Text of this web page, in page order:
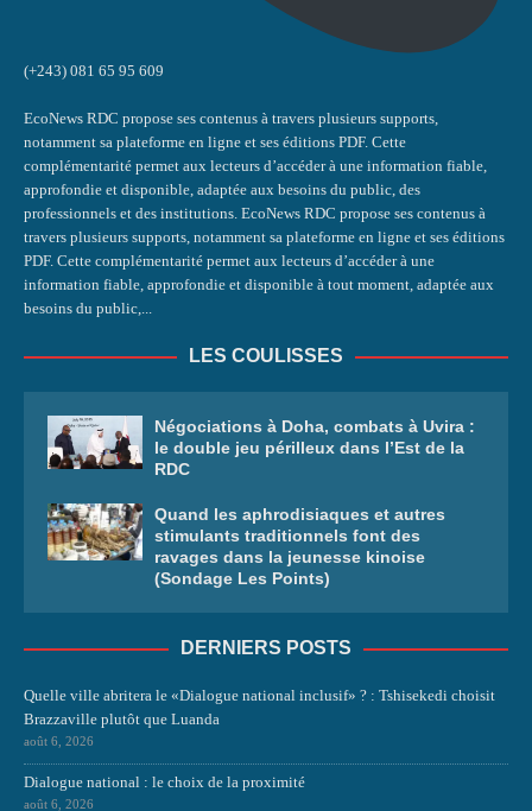
(+243) 081 65 95 609
EcoNews RDC propose ses contenus à travers plusieurs supports,
notamment sa plateforme en ligne et ses éditions PDF. Cette
complémentarité permet aux lecteurs d’accéder à une information fiable,
approfondie et disponible, adaptée aux besoins du public, des
professionnels et des institutions. EcoNews RDC propose ses contenus à
travers plusieurs supports, notamment sa plateforme en ligne et ses éditions
PDF. Cette complémentarité permet aux lecteurs d’accéder à une
information fiable, approfondie et disponible à tout moment, adaptée aux
besoins du public,...
LES COULISSES
Négociations à Doha, combats à Uvira :
le double jeu périlleux dans l’Est de la
RDC
Quand les aphrodisiaques et autres
stimulants traditionnels font des
ravages dans la jeunesse kinoise
(Sondage Les Points)
DERNIERS POSTS
Quelle ville abritera le «Dialogue national inclusif» ? : Tshisekedi choisit
Brazzaville plutôt que Luanda
août 6, 2026
Dialogue national : le choix de la proximité
août 6, 2026